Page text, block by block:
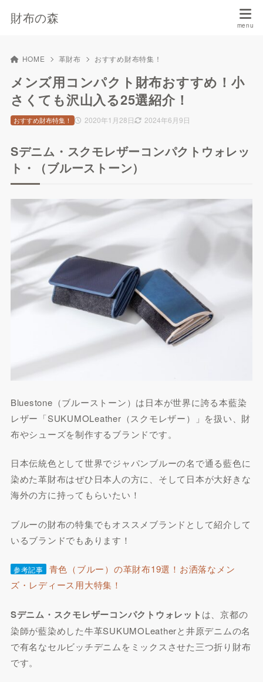
財布の森
HOME 革財布 おすすめ財布特集！
メンズ用コンパクト財布おすすめ！小
さくても沢山入る25選紹介！
2020年1月28日 2024年6月9日
おすすめ財布特集！
Sデニム・スクモレザーコンパクトウォレッ
ト・（ブルーストーン）
Bluestone（ブルーストーン）は日本が世界に誇る本藍染
レザー「SUKUMOLeather（スクモレザー）」を扱い、財
布やシューズを制作するブランドです。
日本伝統色として世界でジャパンブルーの名で通る藍色に
染めた革財布はぜひ日本人の方に、そして日本が大好きな
海外の方に持ってもらいたい！
ブルーの財布の特集でもオススメブランドとして紹介して
いるブランドでもあります！
参考記事
青色（ブルー）の革財布19選！お洒落なメン
ズ・レディース用大特集！
Sデニム・スクモレザーコンパクトウォレット は、京都の
染師が藍染めした牛革SUKUMOLeatherと井原デニムの名
で有名なセルビッチデニムをミックスさせた三つ折り財布
です。